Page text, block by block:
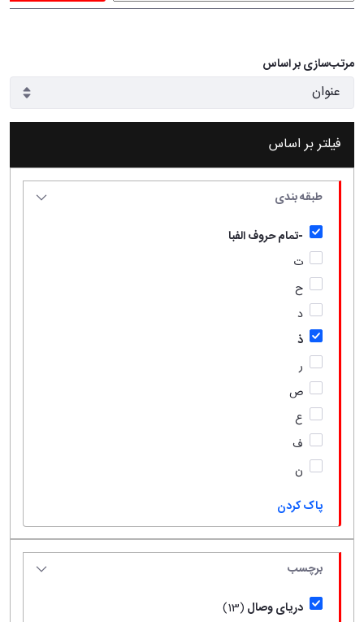
مرتب‌سازی بر اساس
فیلتر بر اساس
طبقه بندی
-تمام حروف الفبا
ت
ح
د
ذ
ر
ص
ع
ف
ن
پاک کردن
برچسب
دریای وصال (13)